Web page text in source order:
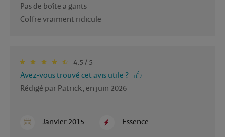
Pas de boîte a gants
Coffre vraiment ridicule
4.5 / 5
Avez-vous trouvé cet avis utile ?
Rédigé par Patrick, en juin 2026
Janvier 2015 Essence